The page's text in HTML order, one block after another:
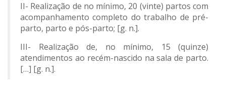
II- Realização de no mínimo, 20 (vinte) partos com
acompanhamento completo do trabalho de pré-
parto, parto e pós-parto; [g. n.].
III- Realização de, no mínimo, 15 (quinze)
atendimentos ao recém-nascido na sala de parto.
[…] [g. n.].